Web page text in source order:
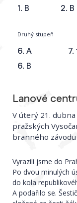
1. B
2. B
Druhý stupeň
6. A
6. B
Lanové
V úterý 21.
pražských
branného
Vyrazili jsme do
Po dvou minulých
do kola
A podařilo se.